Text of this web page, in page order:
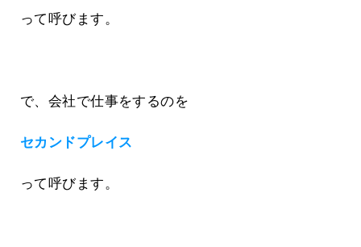
って呼びます。
で、会社で仕事をするのを
セカンドプレイス
って呼びます。